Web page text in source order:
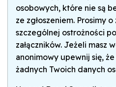
osobowych, które nie są
ze zgłoszeniem. Prosimy
szczególnej ostrożności
załączników. Jeżeli masz
anonimowy upewnij się,
żadnych Twoich danych